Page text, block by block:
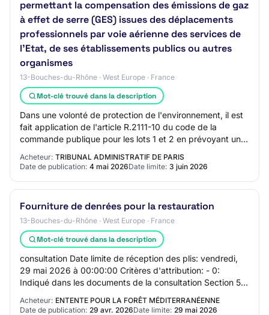
permettant la compensation des émissions de gaz
à effet de serre (GES) issues des déplacements
professionnels par voie aérienne des services de
l’Etat, de ses établissements publics ou autres
organismes
13-Bouches-du-Rhône · West Europe · France
Mot-clé trouvé dans la description
Dans une volonté de protection de l'environnement, il est
fait application de l'article R.2111-10 du code de la
commande publique pour les lots 1 et 2 en prévoyant une
Acheteur: TRIBUNAL ADMINISTRATIF DE PARIS
Date de publication: 4 mai 2026Date limite: 3 juin 2026
Fourniture de denrées pour la restauration
13-Bouches-du-Rhône · West Europe · France
Mot-clé trouvé dans la description
consultation Date limite de réception des plis: vendredi,
29 mai 2026 à 00:00:00 Critères d'attribution: - 0:
Indiqué dans les documents de la consultation Section 5 -
Lots Lot 1: LOT-0001 - Fruits e…
Acheteur: ENTENTE POUR LA FORÊT MÉDITERRANÉENNE
Date de publication: 29 avr. 2026Date limite: 29 mai 2026